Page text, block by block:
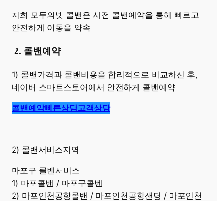
저희 모두의넷 콜밴은 사전 콜밴예약을 통해 빠르고
안전하게 이동을 약속
2. 콜밴예약
1) 콜밴가격과 콜밴비용을 합리적으로 비교하신 후,
네이버 스마트스토어에서 안전하게 콜밴예약
콜밴예약빠른상담고객상담
2) 콜밴서비스지역
마포구 콜밴서비스
1) 마포콜밴 / 마포구콜벤
2) 마포인천공항콜밴 / 마포인천공항샌딩 / 마포인천